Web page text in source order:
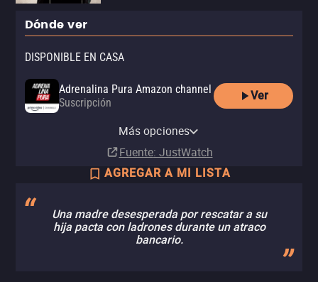
Dónde ver
DISPONIBLE EN CASA
Adrenalina Pura Amazon channel
Suscripción
Ver
Adrenalina Pura Apple TV
Amazon Video
Apple TV Store
Más opciones
Fuente: JustWatch
AGREGAR A MI LISTA
Una madre desesperada por rescatar a su
hija pacta con ladrones durante un atraco
bancario.